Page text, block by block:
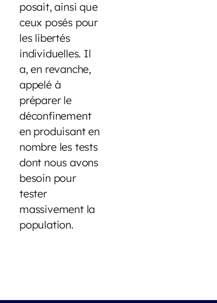
posait, ainsi que
ceux posés pour
les libertés
individuelles. Il
a, en revanche,
appelé à
préparer le
déconfinement
en produisant en
nombre les tests
dont nous avons
besoin pour
tester
massivement la
population.